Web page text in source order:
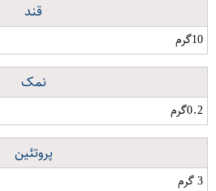
قند
10گرم
نمک
0.2گرم
پروتئین
3 گرم